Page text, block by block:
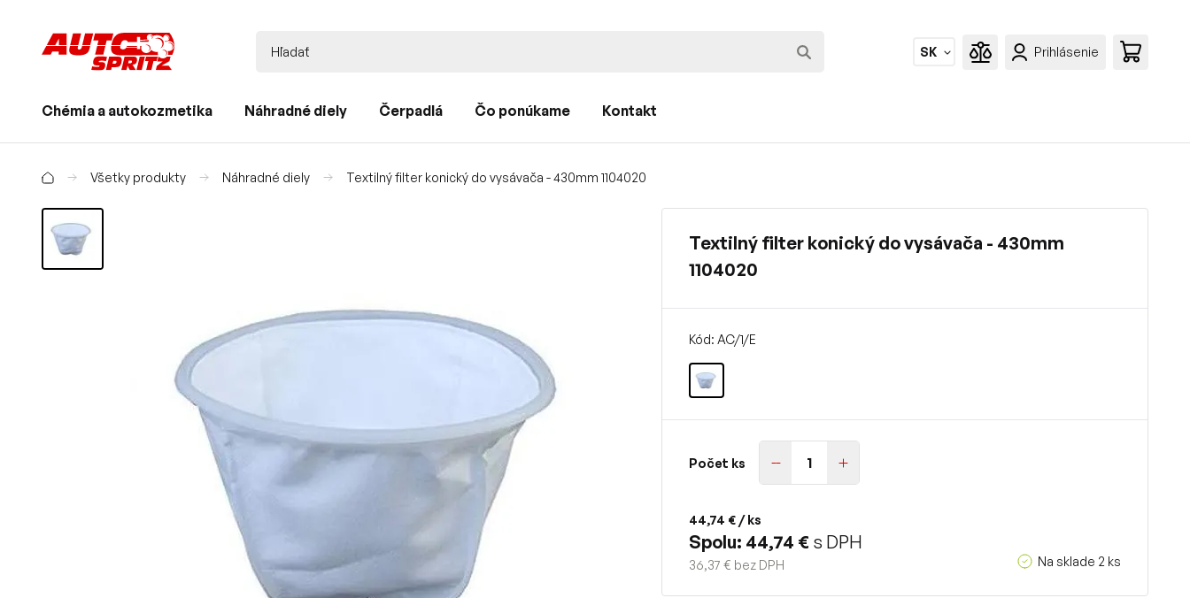
SK Prihlásenie
Chémia a autokozmetika Náhradné diely Čerpadlá Čo ponúkame Kontakt
Všetky produkty Náhradné diely Textilný filter konický do vysávača - 430mm 1104020
Textilný filter konický do vysávača - 430mm
1104020
Kód: AC/1/E
Počet ks
44,74 € / ks
Spolu: 44,74 € s DPH
36,37 € bez DPH Na sklade 2 ks